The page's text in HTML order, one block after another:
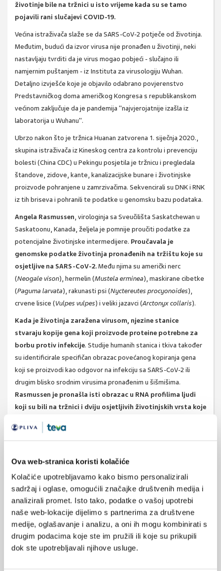
Ova web-stranica koristi kolačiće
Kolačiće upotrebljavamo kako bismo personalizirali
sadržaj i oglase, omogućili značajke društvenih medija i
analizirali promet. Isto tako, podatke o vašoj upotrebi
naše web-lokacije dijelimo s partnerima za društvene
medije, oglašavanje i analizu, a oni ih mogu kombinirati s
drugim podacima koje ste im pružili ili koje su prikupili
dok ste upotrebljavali njihove usluge.
životinje bile na tržnici u isto vrijeme kada su se tamo
pojavili rani slučajevi COVID-19.
Većina istraživača slaže se da SARS-CoV-2 potječe od životinja.
Međutim, budući da izvor virusa nije pronađen u životinji, neki
nastavljaju tvrditi da je virus mogao pobjeći - slučajno ili
namjernim puštanjem - iz Instituta za virusologiju Wuhan.
Detaljno izvješće koje je objavilo odabrano povjerenstvo
Predstavničkog doma američkog Kongresa s republikanskom
većinom zaključuje da je pandemija "najvjerojatnije izašla iz
laboratorija u Wuhanu".
Ubrzo nakon što je tržnica Huanan zatvorena 1. siječnja 2020.,
skupina istraživača iz Kineskog centra za kontrolu i prevenciju
bolesti (China CDC) u Pekingu posjetila je tržnicu i pregledala
štandove, zidove, kante, kanalizacijske bunare i životinjske
proizvode pohranjene u zamrzivačima. Sekvencirali su DNK i RNK
iz tih briseva i pohranili te podatke u genomsku bazu podataka.
Angela Rasmussen, virologinja sa Sveučilišta Saskatchewan u
Saskatoonu, Kanada, željela je pomnije proučiti podatke za
potencijalne životinjske intermedijere. Proučavala je
genomske podatke životinja pronađenih na tržištu koje su
osjetljive na SARS-CoV-2.Među njima su američki nerc
(Neogale vison), hermelin (Mustela erminea), maskirane cibetke
(Paguma larvata), rakunasti psi (Nyctereutes procyonoides),
crvene lisice (Vulpes vulpes) i veliki jazavci (Arctonyx collaris).
Kada je životinja zaražena virusom, njezine stanice
stvaraju kopije gena koji proizvode proteine ​​potrebne za
borbu protiv infekcije. Studije humanih stanica i tkiva također
su identificirale specifičan obrazac povećanog kopiranja gena
koji se proizvodi kao odgovor na infekciju sa SARS-CoV-2 ili
drugim blisko srodnim virusima pronađenim u šišmišima.
Rasmussen je pronašla isti obrazac u RNA profilima ljudi
koji su bili na tržnici i dviju osjetljivih životinjskih vrsta koje
zamjenjuje pronalaženje virusa u zaraženoj životinji.
Izvor:Nature. 2024 Oct;634(8032):14-15. doi: 10.1038/d41586-
024-03026-9.
covid-19 sars-cov-2
MI SE